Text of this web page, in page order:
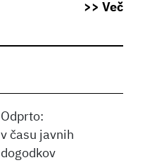
>> Več
Odprto:
v času javnih
dogodkov